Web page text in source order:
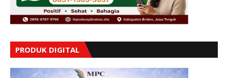
PRODUK DIGITAL